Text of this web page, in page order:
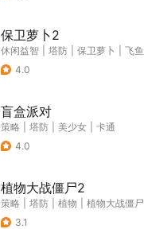
保卫萝卜2
休闲益智 塔防 保卫萝卜
飞鱼
4.0
盲盒派对
策略 塔防 美少女
卡通
4.0
植物大战僵尸2
策略 塔防 植物
植物大战僵尸
3.1